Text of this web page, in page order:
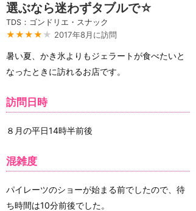
選ぶなら迷わずタブルで☆
TDS：ゴンドリエ・スナック
★★★★ ★ 2017年8月に訪問
暑い夏、かき氷よりもジェラートが食べたいと
なったときに訪れるお店です。
訪問日時
８月の平日14時半前後
混雑度
パイレーツのショーが始まる前でしたので、待
ち時間は10分前後でした。